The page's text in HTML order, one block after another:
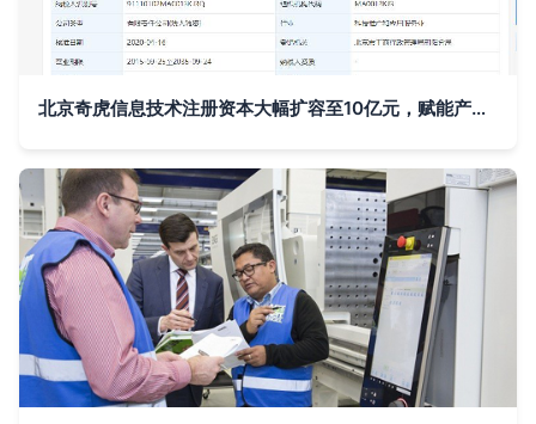
北京奇虎信息技术注册资本大幅扩容至10亿元，赋能产业转型